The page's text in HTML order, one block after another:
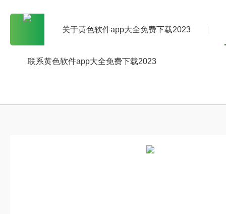
关于黄色软件app大全免费下载2023
联系黄色软件app大全免费下载2023